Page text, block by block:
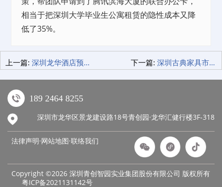
相当于把深圳大学毕业生公寓租赁的隐性成本又降
低了35%。
上一篇: 深圳龙华酒店预订避坑指南：商务党亲测这3家超值 下一篇: 深圳古典家具市场哪家好？这家店让我从怀疑到信任！
189 2464 8255
深圳市龙华区景龙建设路18号青创园·龙华汇健行楼3F-318
法律声明·网站地图·联络我们
Copyright ©2026 深圳青创智园实业集团股份有限公司 版权所有
粤ICP备2021131142号